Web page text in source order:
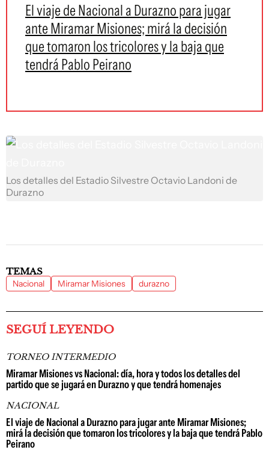
El viaje de Nacional a Durazno para jugar
ante Miramar Misiones; mirá la decisión
que tomaron los tricolores y la baja que
tendrá Pablo Peirano
Los detalles del Estadio Silvestre Octavio Landoni de
Durazno
TEMAS
Nacional Miramar Misiones durazno
SEGUÍ LEYENDO
TORNEO INTERMEDIO
Miramar Misiones vs Nacional: día, hora y todos los detalles del
partido que se jugará en Durazno y que tendrá homenajes
NACIONAL
El viaje de Nacional a Durazno para jugar ante Miramar Misiones;
mirá la decisión que tomaron los tricolores y la baja que tendrá Pablo
Peirano